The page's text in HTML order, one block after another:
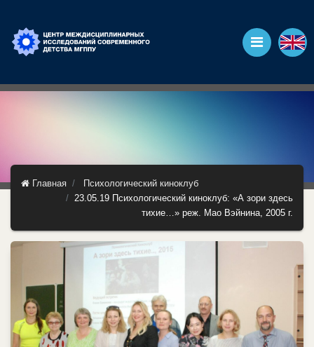
Главная
Психологический киноклуб
23.05.19 Психологический киноклуб: «А зори здесь
тихие…» реж. Мао Вэйнина, 2005 г.